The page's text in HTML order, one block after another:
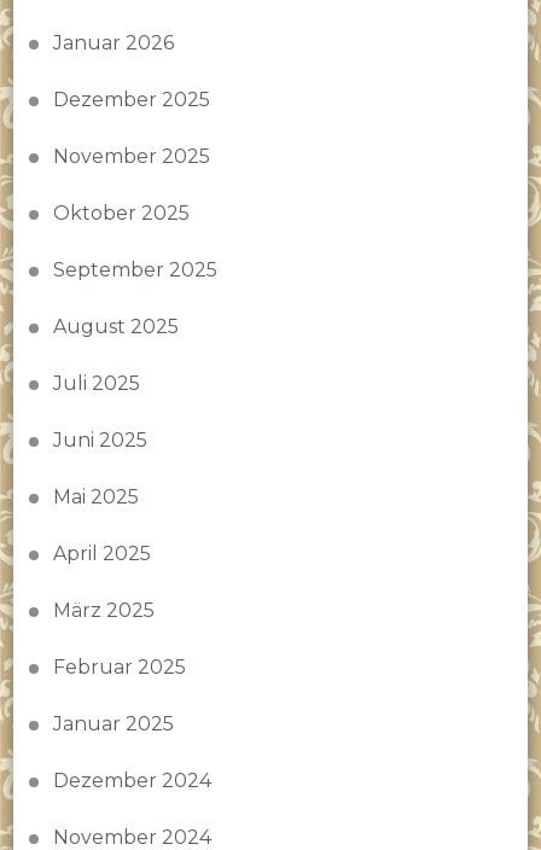
Januar 2026
Dezember 2025
November 2025
Oktober 2025
September 2025
August 2025
Juli 2025
Juni 2025
Mai 2025
April 2025
März 2025
Februar 2025
Januar 2025
Dezember 2024
November 2024